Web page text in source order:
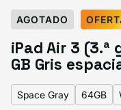
Select Color: Space Gray
Gold
Silver
Space Gray
Variante agotada o no
AGOTADO
iPad Air 3 (3.ª
GB Gris
Space Gray 64GB